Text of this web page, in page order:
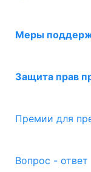
Меры
Защита прав
Премии для
Вопрос - ответ